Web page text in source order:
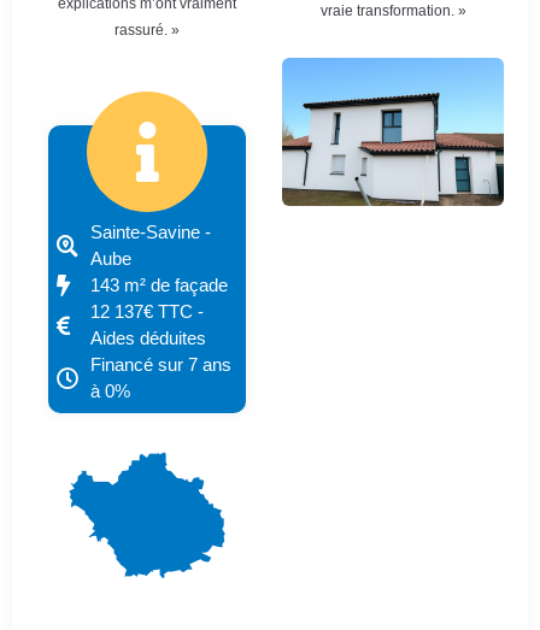
explications m’ont vraiment
rassuré. »
Sainte-Savine -
Aube
143 m² de façade
12 137€ TTC -
Aides déduites
Financé sur 7 ans
à 0%
vraie transformation. »